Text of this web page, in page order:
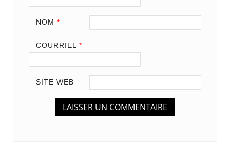
NOM *
COURRIEL *
SITE WEB